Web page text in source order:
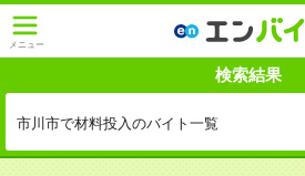
メニュー
検索結果
市川市で材料投入のバイト一覧